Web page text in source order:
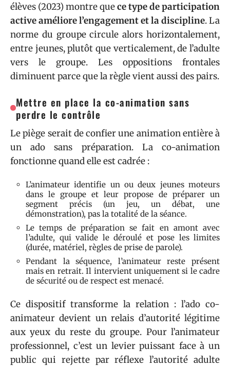
élèves (2023) montre quece type de participation
active améliore l’engagement et la discipline. La
norme du groupe circule alors horizontalement,
entre jeunes, plutôt que verticalement, de l’adulte
vers le groupe. Les oppositions frontales
diminuent parce que la règle vient aussi des pairs.
Mettre en place la co-animation sans
perdre le contrôle
Le piège serait de confier une animation entière à
un ado sans préparation. La co-animation
fonctionne quand elle est cadrée :
L’animateur identifie un ou deux jeunes moteurs
dans le groupe et leur propose de préparer un
segment précis (un jeu, un débat, une
démonstration), pas la totalité de la séance.
Le temps de préparation se fait en amont avec
l’adulte, qui valide le déroulé et pose les limites
(durée, matériel, règles de prise de parole).
Pendant la séquence, l’animateur reste présent
mais en retrait. Il intervient uniquement si le cadre
de sécurité ou de respect est menacé.
Ce dispositif transforme la relation : l’ado co-
animateur devient un relais d’autorité légitime
aux yeux du reste du groupe. Pour l’animateur
professionnel, c’est un levier puissant face à un
public qui rejette par réflexe l’autorité adulte